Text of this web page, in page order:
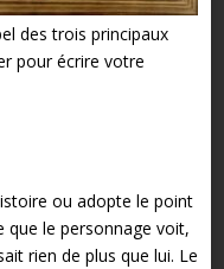
des trois principaux
pour écrire votre
ou adopte le point
que le personnage voit,
rien de plus que lui. Le